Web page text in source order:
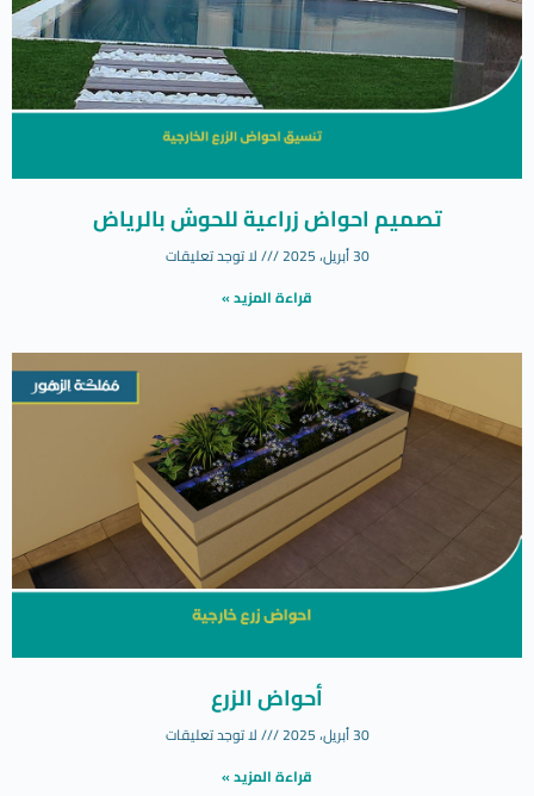
تصميم احواض زراعية للحوش بالرياض
30 أبريل، 2025
لا توجد تعليقات
قراءة المزيد »
أحواض الزرع
30 أبريل، 2025
لا توجد تعليقات
قراءة المزيد »